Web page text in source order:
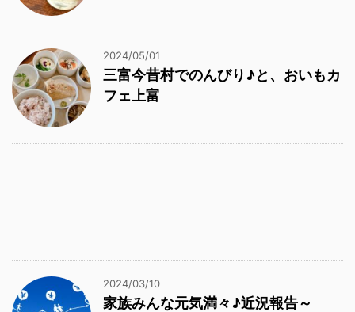
2024/05/01
三富今昔村でのんびり♪と、おいもカ
フェ上富
2024/03/10
家族みんな元気満々♪近況報告～